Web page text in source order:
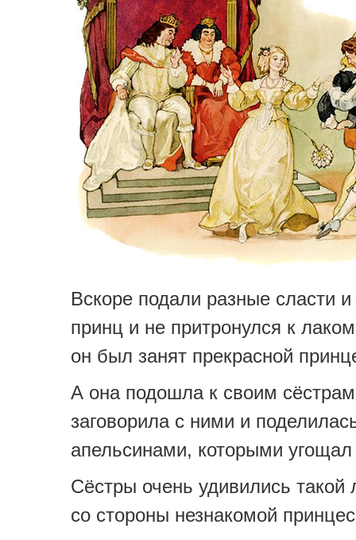
Вскоре подали разные сласти
принц и не притронулся к
он был занят прекрасной
А она подошла к своим
заговорила с ними и
апельсинами, которыми
Сёстры очень удивились такой
со стороны незнакомой